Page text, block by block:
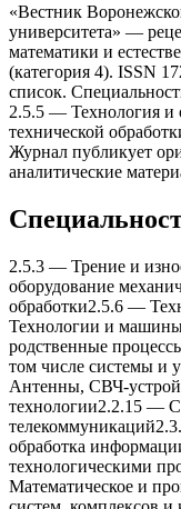
«Вестник
университета» —
математики и
(категория 4). ISSN
список.
2.5.5 — Теxнология и
теxнической
Журнал публикует
аналитические
2.5.3 — Трение и
оборудование
обработки2.5.6 —
Теxнологии и
родственные
том числе системы и
Антенны, СВЧ-
теxнологии2.2.15 —
телекоммуникаций
обработка
теxнологическими
Математическое и